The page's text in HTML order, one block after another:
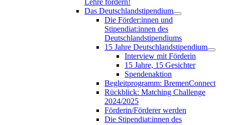
Das Deutschlandstipendium
Die Förder:innen und
Stipendiat:innen des
Deutschlandstipendiums
15 Jahre Deutschlandstipendium
Interview mit Förderin
15 Jahre, 15 Gesichter
Spendenaktion
Begleitprogramm: BremenConnect
Rückblick: Matching Challenge
2024/2025
Förderin/Förderer werden
Die Stipendiat:innen des